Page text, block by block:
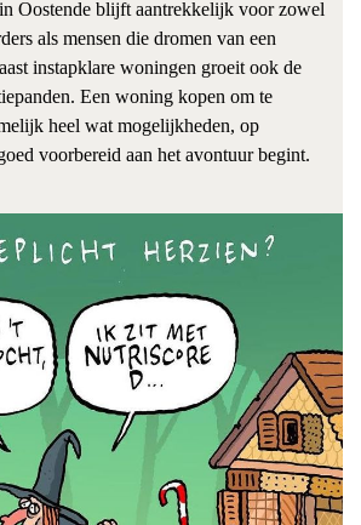
Oostende blijft aantrekkelijk voor zowel
als mensen die dromen van een
instapklare woningen groeit ook de
Een woning kopen om te
heel wat mogelijkheden, op
voorbereid aan het avontuur begint.